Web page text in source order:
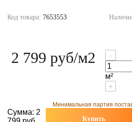
Код товара: 7653553
2 799 руб/м2 -
м²
+
Минимальная партия
Сумма: 2
Купить